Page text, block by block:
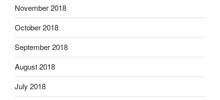
November 2018
October 2018
September 2018
August 2018
July 2018